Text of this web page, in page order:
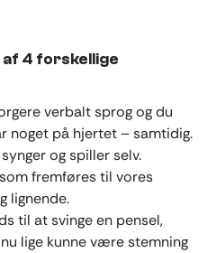
4 forskellige
verbalt sprog og du
noget på hjertet – samtidig.
og spiller selv.
fremføres til vores
lignende.
til at svinge en pensel,
lige kunne være stemning